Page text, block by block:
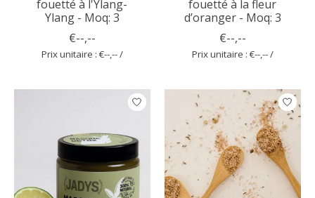
fouetté à l'Ylang-
Ylang - Moq: 3
€--,--
Prix unitaire : €--,-- /
fouetté à la fleur
d’oranger - Moq: 3
€--,--
Prix unitaire : €--,-- /